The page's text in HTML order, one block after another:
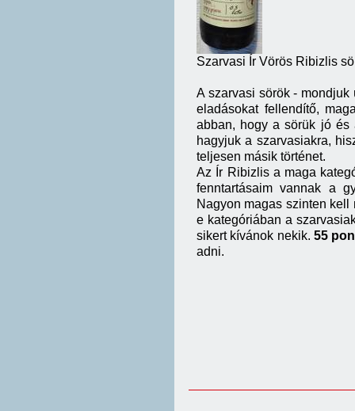
Szarvasi Ír Vörös Ribizlis
A szarvasi sörök -
eladásokat fellendítő,
abban, hogy a sörük jó és
hagyjuk a szarvasiakra,
teljesen másik történet.
Az Ír Ribizlis a maga
fenntartásaim vannak a
Nagyon magas szinten
e kategóriában a
sikert kívánok nekik.55
adni.